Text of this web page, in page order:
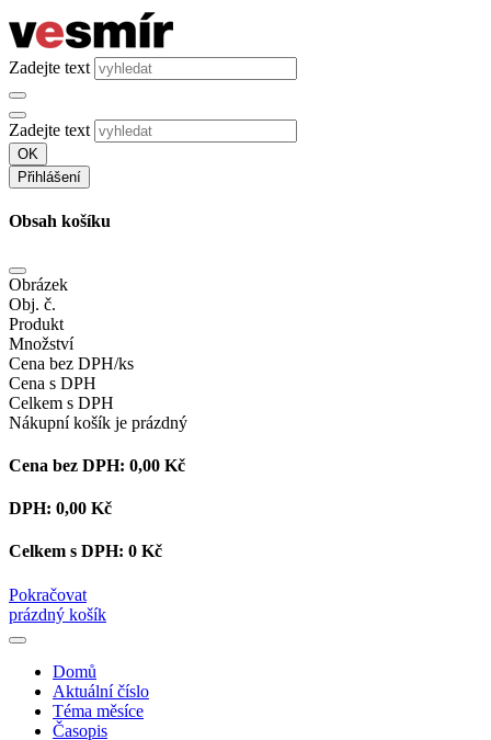
Zadejte text
Zadejte text
OK
Přihlášení
Obsah košíku
Obrázek
Obj. č.
Produkt
Množství
Cena bez DPH/ks
Cena s DPH
Celkem s DPH
Nákupní košík je prázdný
Cena bez DPH: 0,00 Kč
DPH: 0,00 Kč
Celkem s DPH: 0 Kč
Pokračovat
prázdný košík
Domů
Aktuální číslo
Téma měsíce
Časopis